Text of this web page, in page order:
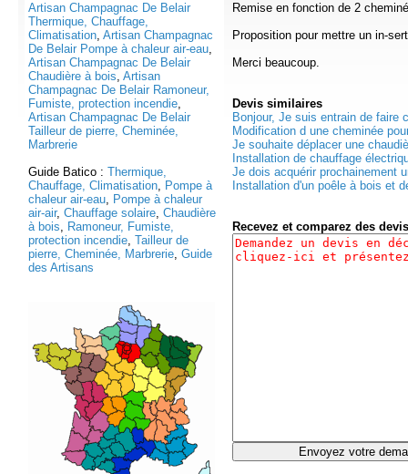
Artisan Champagnac De Belair
Thermique, Chauffage,
Climatisation, Artisan Champagnac
De Belair Pompe à chaleur air-eau,
Artisan Champagnac De Belair
Chaudière à bois, Artisan
Champagnac De Belair Ramoneur,
Fumiste, protection incendie,
Artisan Champagnac De Belair
Tailleur de pierre, Cheminée,
Marbrerie
Guide Batico : Thermique,
Chauffage, Climatisation, Pompe à
chaleur air-eau, Pompe à chaleur
air-air, Chauffage solaire, Chaudière
à bois, Ramoneur, Fumiste,
protection incendie, Tailleur de
pierre, Cheminée, Marbrerie, Guide
des Artisans
Remise en fonction de 2
Proposition pour mettre un in-
Merci beaucoup.
Devis similaires
Bonjour, Je suis entrain de faire
Modification d une cheminée
Je souhaite déplacer une
Installation de chauffage
Je dois acquérir prochainement
Installation d'un poêle à bois et
Recevez et comparez des